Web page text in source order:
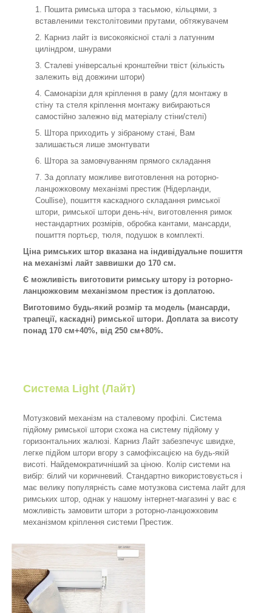
Пошита римська штора з тасьмою, кільцями, з
вставленими текстолітовими прутами, обтяжувачем
Карниз лайт із високоякісної сталі з латунним
циліндром, шнурами
Сталеві універсальні кронштейни твіст (кількість
залежить від довжини штори)
Самонарізи для кріплення в раму (для монтажу в
стіну та стеля кріплення монтажу вибираються
самостійно залежно від матеріалу стіни/стелі)
Штора приходить у зібраному стані, Вам
залишається лише змонтувати
Штора за замовчуванням прямого складання
За доплату можливе виготовлення на роторно-
ланцюжковому механізмі престиж (Нідерланди,
Coullise), пошиття каскадного складання римської
штори, римської штори день-ніч, виготовлення римок
нестандартних розмірів, обробка кантами, мансарди,
пошиття портьєр, тюля, подушок в комплекті.
Ціна римських штор вказана на індивідуальне пошиття
на механізмі лайт заввишки до 170 см.
Є можливість виготовити римську штору із роторно-
ланцюжковим механізмом престиж із доплатою.
Виготовимо будь-який розмір та модель (мансарди,
трапеції, каскадні) римської штори. Доплата за висоту
понад 170 см+40%, від 250 см+80%.
Система Light (Лайт)
Мотузковий механізм на сталевому профілі. Система
підйому римської штори схожа на систему підйому у
горизонтальних жалюзі. Карниз Лайт забезпечує швидке,
легке підйом штори вгору з самофіксацією на будь-якій
висоті. Найдемократичніший за ціною. Колір системи на
вибір: білий чи коричневий. Стандартно використовується і
має велику популярність саме мотузкова система лайт для
римських штор, однак у нашому інтернет-магазині у вас є
можливість замовити штори з роторно-ланцюжковим
механізмом кріплення системи Престиж.